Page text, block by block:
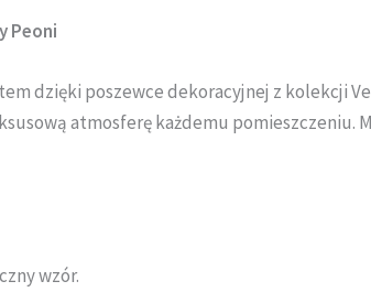
Peoni
dzięki poszewce dekoracyjnej z kolekcji
atmosferę każdemu
wzór.